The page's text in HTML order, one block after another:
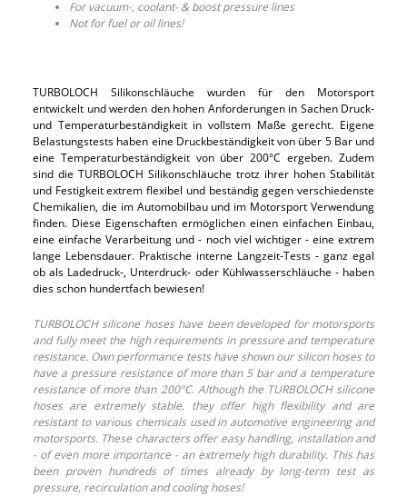
For vacuum-, coolant- & boost pressure lines
Not for fuel or oil lines!
TURBOLOCH Silikonschläuche wurden für den Motorsport
entwickelt und werden den hohen Anforderungen in Sachen Druck-
und Temperaturbeständigkeit in vollstem Maße gerecht. Eigene
Belastungstests haben eine Druckbeständigkeit von über 5 Bar und
eine Temperaturbeständigkeit von über 200°C ergeben. Zudem
sind die TURBOLOCH Silikonschläuche trotz ihrer hohen Stabilität
und Festigkeit extrem flexibel und beständig gegen verschiedenste
Chemikalien, die im Automobilbau und im Motorsport Verwendung
finden. Diese Eigenschaften ermöglichen einen einfachen Einbau,
eine einfache Verarbeitung und - noch viel wichtiger - eine extrem
lange Lebensdauer. Praktische interne Langzeit-Tests - ganz egal
ob als Ladedruck-, Unterdruck- oder Kühlwasserschläuche - haben
dies schon hundertfach bewiesen!
TURBOLOCH silicone hoses have been developed for motorsports
and fully meet the high requirements in pressure and temperature
resistance. Own performance tests have shown our silicon hoses to
have a pressure resistance of more than 5 bar and a temperature
resistance of more than 200°C. Although the TURBOLOCH silicone
hoses are extremely stable, they offer high flexibility and are
resistant to various chemicals used in automotive engineering and
motorsports. These characters offer easy handling, installation and
- of even more importance - an extremely high durability. This has
been proven hundreds of times already by long-term test as
pressure, recirculation and cooling hoses!